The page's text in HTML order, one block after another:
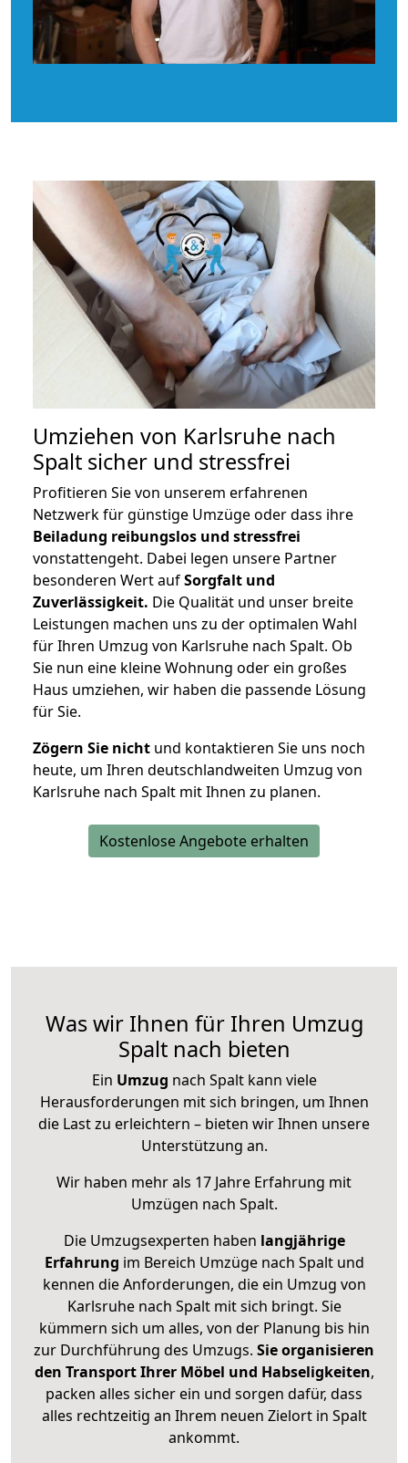
Umziehen von Karlsruhe nach
Spalt sicher und stressfrei
Profitieren Sie von unserem erfahrenen
Netzwerk für günstige Umzüge oder dass ihre
Beiladung reibungslos und stressfrei
vonstattengeht. Dabei legen unsere Partner
besonderen Wert aufSorgfalt und
Zuverlässigkeit. Die Qualität und unser breite
Leistungen machen uns zu der optimalen Wahl
für Ihren Umzug von Karlsruhe nach Spalt. Ob
Sie nun eine kleine Wohnung oder ein großes
Haus umziehen, wir haben die passende Lösung
für Sie.
Zögern Sie nicht und kontaktieren Sie uns noch
heute, um Ihren deutschlandweiten Umzug von
Karlsruhe nach Spalt mit Ihnen zu planen.
Kostenlose Angebote erhalten
Was wir Ihnen für Ihren Umzug
Spalt nach bieten
Ein Umzug nach Spalt kann viele
Herausforderungen mit sich bringen, um Ihnen
die Last zu erleichtern – bieten wir Ihnen unsere
Unterstützung an.
Wir haben mehr als 17 Jahre Erfahrung mit
Umzügen nach Spalt.
Die Umzugsexperten haben langjährige
Erfahrung im Bereich Umzüge nach Spalt und
kennen die Anforderungen, die ein Umzug von
Karlsruhe nach Spalt mit sich bringt. Sie
kümmern sich um alles, von der Planung bis hin
zur Durchführung des Umzugs. Sie organisieren
den Transport Ihrer Möbel und Habseligkeiten,
packen alles sicher ein und sorgen dafür, dass
alles rechtzeitig an Ihrem neuen Zielort in Spalt
ankommt.